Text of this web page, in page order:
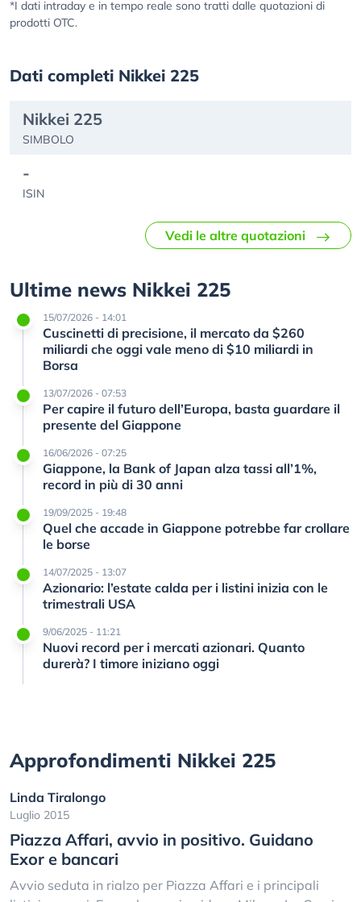
*I dati intraday e in tempo reale sono tratti dalle quotazioni di
prodotti OTC.
Dati completi Nikkei 225
Nikkei 225
SIMBOLO
-
ISIN
Vedi le altre quotazioni
Ultime news Nikkei 225
15/07/2026 - 14:01
Cuscinetti di precisione, il mercato da $260
miliardi che oggi vale meno di $10 miliardi in
Borsa
13/07/2026 - 07:53
Per capire il futuro dell’Europa, basta guardare il
presente del Giappone
16/06/2026 - 07:25
Giappone, la Bank of Japan alza tassi all’1%,
record in più di 30 anni
19/09/2025 - 19:48
Quel che accade in Giappone potrebbe far crollare
le borse
14/07/2025 - 13:07
Azionario: l’estate calda per i listini inizia con le
trimestrali USA
9/06/2025 - 11:21
Nuovi record per i mercati azionari. Quanto
durerà? I timore iniziano oggi
Approfondimenti Nikkei 225
Linda Tiralongo
Luglio 2015
Piazza Affari, avvio in positivo. Guidano
Exor e bancari
Avvio seduta in rialzo per Piazza Affari e i principali